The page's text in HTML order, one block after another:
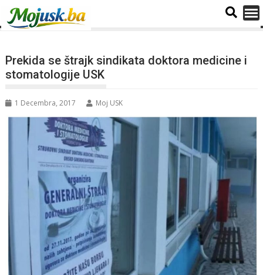
Prekida se štrajk sindikata doktora medicine i
stomatologije USK
1 Decembra, 2017 Moj USK